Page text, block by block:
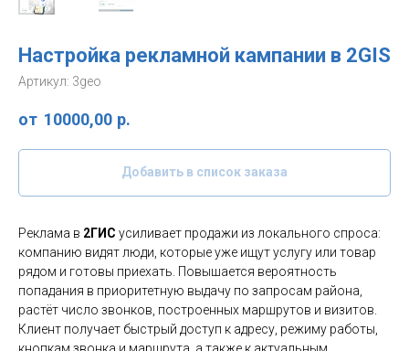
Настройка рекламной кампании в 2GIS
Артикул: 3geo
10000,00 р.
Добавить в список заказа
Реклама в 2ГИС усиливает продажи из локального спроса:
компанию видят люди, которые уже ищут услугу или товар
рядом и готовы приехать. Повышается вероятность
попадания в приоритетную выдачу по запросам района,
растёт число звонков, построенных маршрутов и визитов.
Клиент получает быстрый доступ к адресу, режиму работы,
кнопкам звонка и маршрута, а также к актуальным